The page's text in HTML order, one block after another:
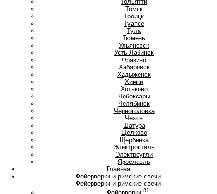
Тольятти
Томск
Троицк
Туапсе
Тула
Тюмень
Ульяновск
Усть-Лабинск
Фрязино
Хабаровск
Хадыженск
Химки
Хотьково
Чебоксары
Челябинск
Черноголовка
Чехов
Шатура
Щелково
Щербинка
Электросталь
Электроугли
Ярославль
Главная
Фейерверки и римские свечи
Фейерверки и римские свечи
Фейерверки 81